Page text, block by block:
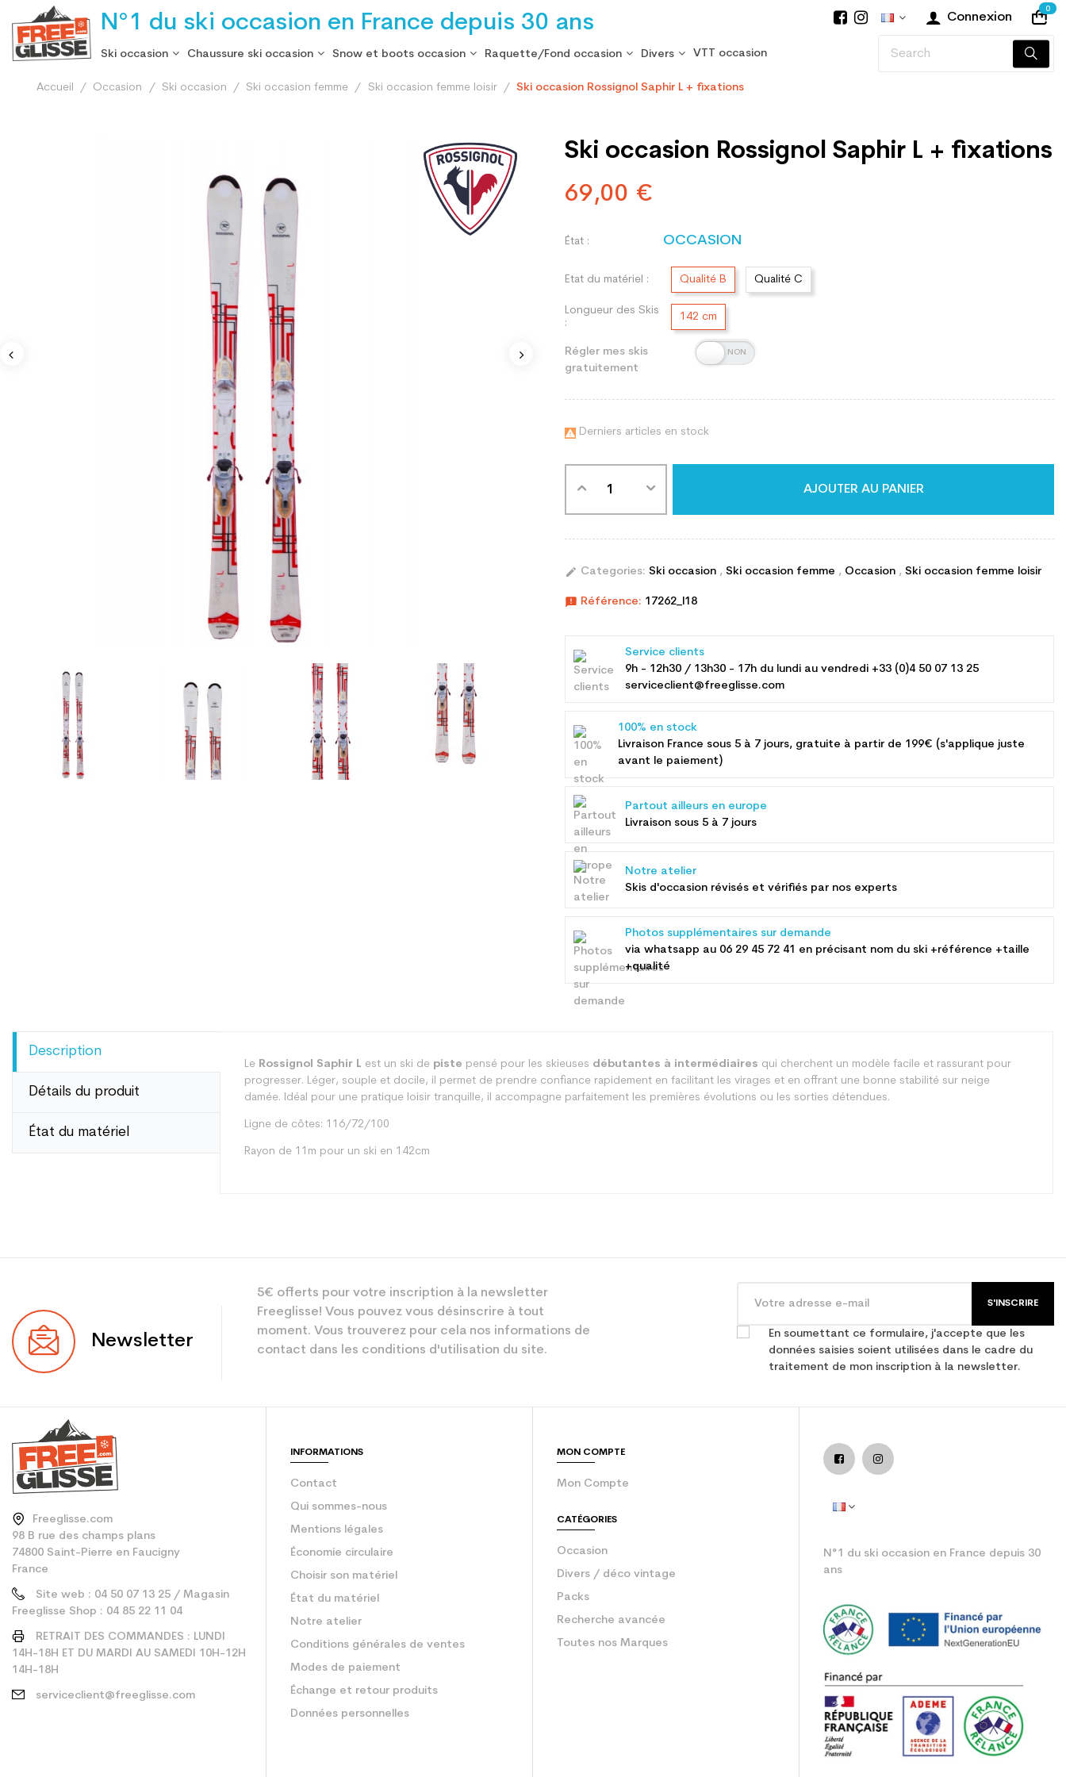
N°1 du ski occasion en France depuis 30 ans Connexion
0
Ski occasion Chaussure ski occasion Snow et boots occasion Raquette/Fond occasion Divers VTT occasion
Accueil Occasion Ski occasion Ski occasion femme Ski occasion femme loisir Ski occasion Rossignol Saphir L + fixations
Ski occasion Rossignol Saphir L + fixations
69,00 €
État : OCCASION
Etat du matériel : Qualité B Qualité C
Longueur des Skis
:
142 cm
Régler mes skis
gratuitement
 Derniers articles en stock
AJOUTER AU PANIER
edit Categories: Ski occasion , Ski occasion femme , Occasion , Ski occasion femme loisir
announcement Référence: 17262_l18
Service clients
9h - 12h30 / 13h30 - 17h du lundi au vendredi +33 (0)4 50 07 13 25
serviceclient@freeglisse.com
100% en stock
Livraison France sous 5 à 7 jours, gratuite à partir de 199€ (s'applique juste
avant le paiement)
Partout ailleurs en europe
Livraison sous 5 à 7 jours
Notre atelier
Skis d'occasion révisés et vérifiés par nos experts
Photos supplémentaires sur demande
via whatsapp au 06 29 45 72 41 en précisant nom du ski +référence +taille
+qualité
Description
Détails du produit
État du matériel
Le Rossignol Saphir L est un ski de piste pensé pour les skieuses débutantes à intermédiaires qui cherchent un modèle facile et rassurant pour
progresser. Léger, souple et docile, il permet de prendre confiance rapidement en facilitant les virages et en offrant une bonne stabilité sur neige
damée. Idéal pour une pratique loisir tranquille, il accompagne parfaitement les premières évolutions ou les sorties détendues.
Ligne de côtes: 116/72/100
Rayon de 11m pour un ski en 142cm
Utilisateur
Niveau
Newsletter
5€ offerts pour votre inscription à la newsletter
Freeglisse! Vous pouvez vous désinscrire à tout
moment. Vous trouverez pour cela nos informations de
contact dans les conditions d'utilisation du site.
S'INSCRIRE
En soumettant ce formulaire, j'accepte que les
données saisies soient utilisées dans le cadre du
traitement de mon inscription à la newsletter.
Freeglisse.com
98 B rue des champs plans
74800 Saint-Pierre en Faucigny
France
Site web : 04 50 07 13 25 / Magasin
Freeglisse Shop : 04 85 22 11 04
RETRAIT DES COMMANDES : LUNDI
14H-18H ET DU MARDI AU SAMEDI 10H-12H
14H-18H
serviceclient@freeglisse.com
INFORMATIONS
Contact
Qui sommes-nous
Mentions légales
Économie circulaire
Choisir son matériel
État du matériel
Notre atelier
Conditions générales de ventes
Modes de paiement
Échange et retour produits
Données personnelles
MON COMPTE
Mon Compte
CATÉGORIES
Occasion
Divers / déco vintage
Packs
Recherche avancée
Toutes nos Marques
N°1 du ski occasion en France depuis 30
ans